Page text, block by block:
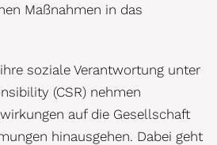
Maßnahmen in das
soziale Verantwortung unter
(CSR) nehmen
auf die Gesellschaft
hinausgehen. Dabei geht